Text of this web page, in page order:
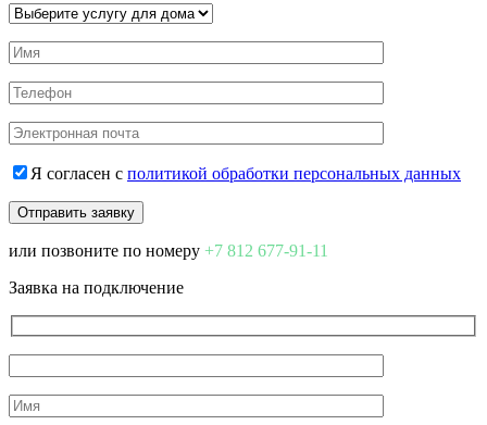
Я согласен с политикой обработки персональных данных
или позвоните по номеру +7 812 677-91-11
Заявка на подключение